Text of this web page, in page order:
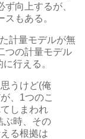
向上するが、
もある。
計量モデルが無
つの計量モデル
行える。
うけど(俺
、1つのこ
しまわれ
ぶ時、その
る根拠は